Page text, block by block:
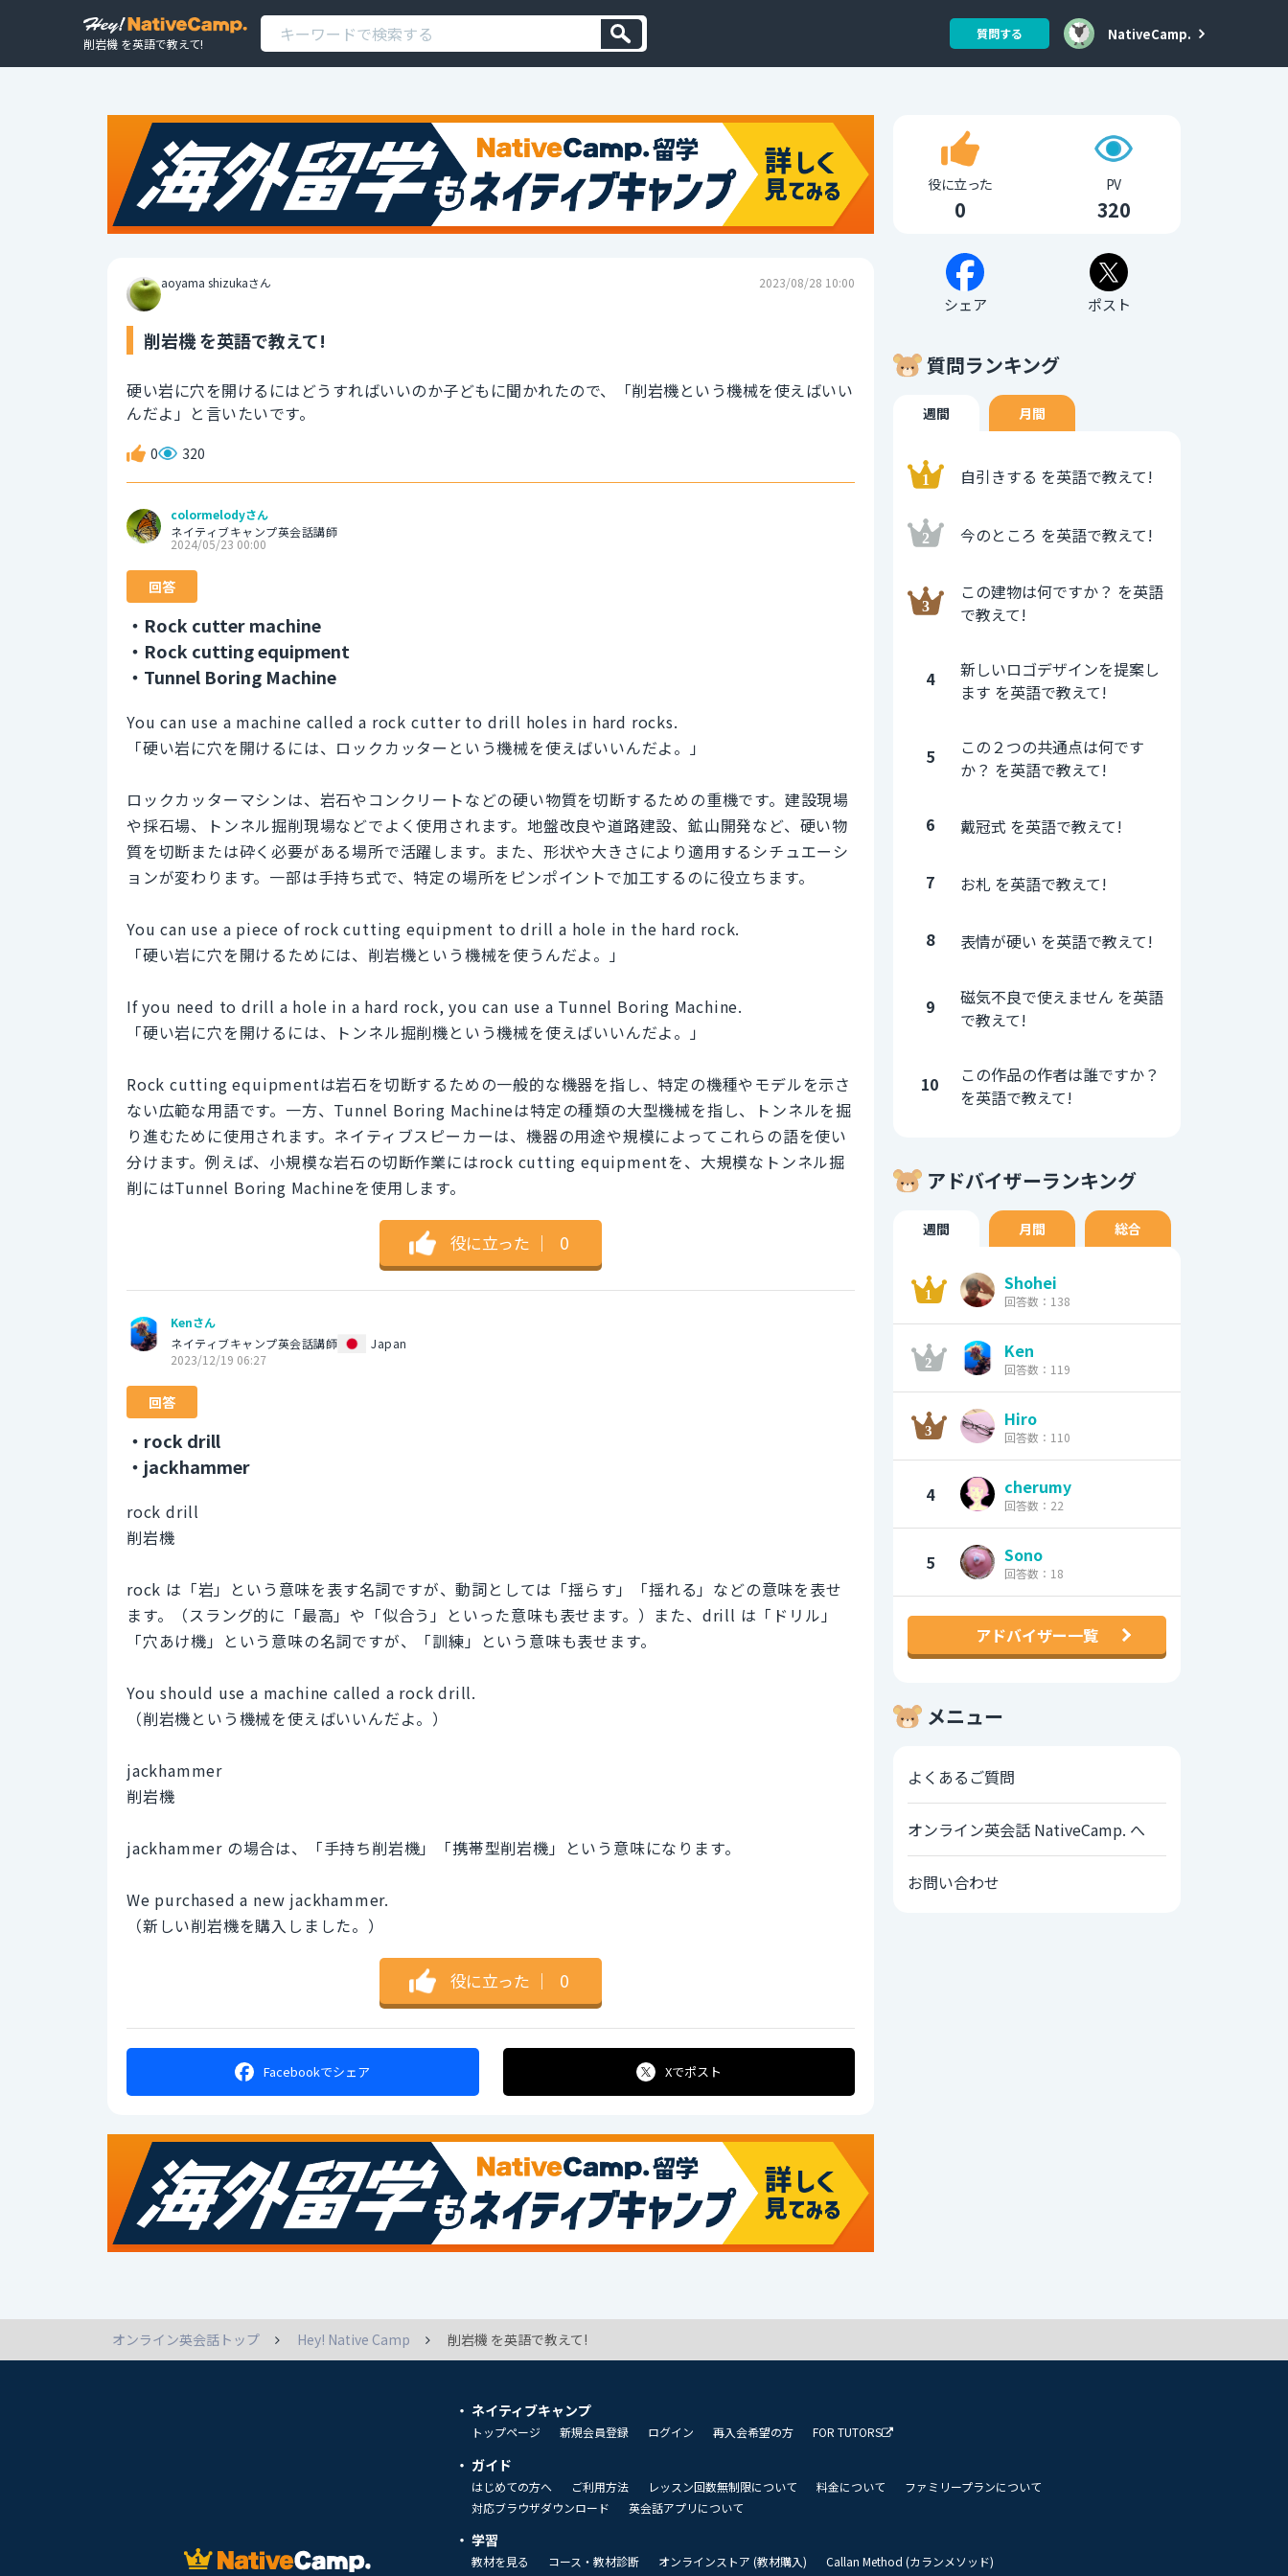
削岩機 を英語で教えて!
質問する NativeCamp.
aoyama shizukaさん 2023/08/28 10:00
削岩機 を英語で教えて!
硬い岩に穴を開けるにはどうすればいいのか子どもに聞かれたので、「削岩機という機械を使えばいい
んだよ」と言いたいです。
0 320
colormelodyさん
ネイティブキャンプ英会話講師
2024/05/23 00:00
回答
・Rock cutter machine
・Rock cutting equipment
・Tunnel Boring Machine
You can use a machine called a rock cutter to drill holes in hard rocks.
「硬い岩に穴を開けるには、ロックカッターという機械を使えばいいんだよ。」
ロックカッターマシンは、岩石やコンクリートなどの硬い物質を切断するための重機です。建設現場
や採石場、トンネル掘削現場などでよく使用されます。地盤改良や道路建設、鉱山開発など、硬い物
質を切断または砕く必要がある場所で活躍します。また、形状や大きさにより適用するシチュエーシ
ョンが変わります。一部は手持ち式で、特定の場所をピンポイントで加工するのに役立ちます。
You can use a piece of rock cutting equipment to drill a hole in the hard rock.
「硬い岩に穴を開けるためには、削岩機という機械を使うんだよ。」
If you need to drill a hole in a hard rock, you can use a Tunnel Boring Machine.
「硬い岩に穴を開けるには、トンネル掘削機という機械を使えばいいんだよ。」
Rock cutting equipmentは岩石を切断するための一般的な機器を指し、特定の機種やモデルを示さ
ない広範な用語です。一方、Tunnel Boring Machineは特定の種類の大型機械を指し、トンネルを掘
り進むために使用されます。ネイティブスピーカーは、機器の用途や規模によってこれらの語を使い
分けます。例えば、小規模な岩石の切断作業にはrock cutting equipmentを、大規模なトンネル掘
削にはTunnel Boring Machineを使用します。
役に立った ｜ 0
Kenさん
ネイティブキャンプ英会話講師
Japan
2023/12/19 06:27
回答
・rock drill
・jackhammer
rock drill
削岩機
rock は「岩」という意味を表す名詞ですが、動詞としては「揺らす」「揺れる」などの意味を表せ
ます。（スラング的に「最高」や「似合う」といった意味も表せます。）また、drill は「ドリル」
「穴あけ機」という意味の名詞ですが、「訓練」という意味も表せます。
You should use a machine called a rock drill.
（削岩機という機械を使えばいいんだよ。）
jackhammer
削岩機
jackhammer の場合は、「手持ち削岩機」「携帯型削岩機」という意味になります。
We purchased a new jackhammer.
（新しい削岩機を購入しました。）
役に立った ｜ 0
Facebookでシェア Xでポスト
役に立った
0
PV
320
シェア ポスト
質問ランキング
週間 月間
自引きする を英語で教えて!
今のところ を英語で教えて!
この建物は何ですか？ を英語
で教えて!
4
新しいロゴデザインを提案し
ます を英語で教えて!
5
この２つの共通点は何です
か？ を英語で教えて!
6 戴冠式 を英語で教えて!
7 お札 を英語で教えて!
8 表情が硬い を英語で教えて!
9
磁気不良で使えません を英語
で教えて!
10
この作品の作者は誰ですか？
を英語で教えて!
アドバイザーランキング
週間 月間 総合
Shohei
回答数：138
Ken
回答数：119
Hiro
回答数：110
4 cherumy
回答数：22
5 Sono
回答数：18
アドバイザー一覧
メニュー
よくあるご質問
オンライン英会話 NativeCamp. へ
お問い合わせ
オンライン英会話トップ Hey! Native Camp 削岩機 を英語で教えて!
ネイティブキャンプ
トップページ 新規会員登録 ログイン 再入会希望の方 FOR TUTORS
ガイド
はじめての方へ ご利用方法 レッスン回数無制限について 料金について
ファミリープランについて
対応ブラウザダウンロード
英会話アプリについて
学習
教材を見る コース・教材診断 オンラインストア (教材購入)
Callan Method (カランメソッド)